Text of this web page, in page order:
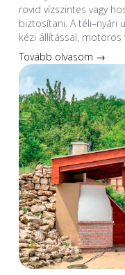
rövid vízszintes vagy
biztosítani. A
kézi állítással, motoros
Tovább olvasom →